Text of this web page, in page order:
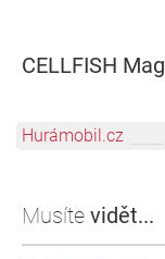
CELLFISH
Hurámobil.cz
Musíte vidět...